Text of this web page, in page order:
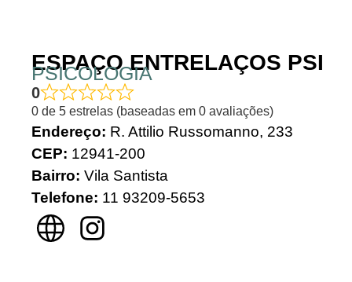
ESPAÇO ENTRELAÇOS PSI
PSICOLOGIA
0
0 de 5 estrelas (baseadas em 0 avaliações)
Endereço: R. Attilio Russomanno, 233
CEP: 12941-200
Bairro: Vila Santista
Telefone: 11 93209-5653